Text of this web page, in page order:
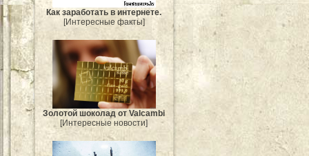
Как заработать в интернете.
[Интересные факты]
Золотой шоколад от Valcambi
[Интересные новости]